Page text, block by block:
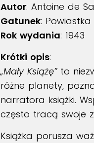
Autor: Antoine de
Gatunek:
Rok wydania: 1943
Krótki opis:
„Mały Książę”to
różne planety,
narratora książki.
często tracą swoje
Książka porusza